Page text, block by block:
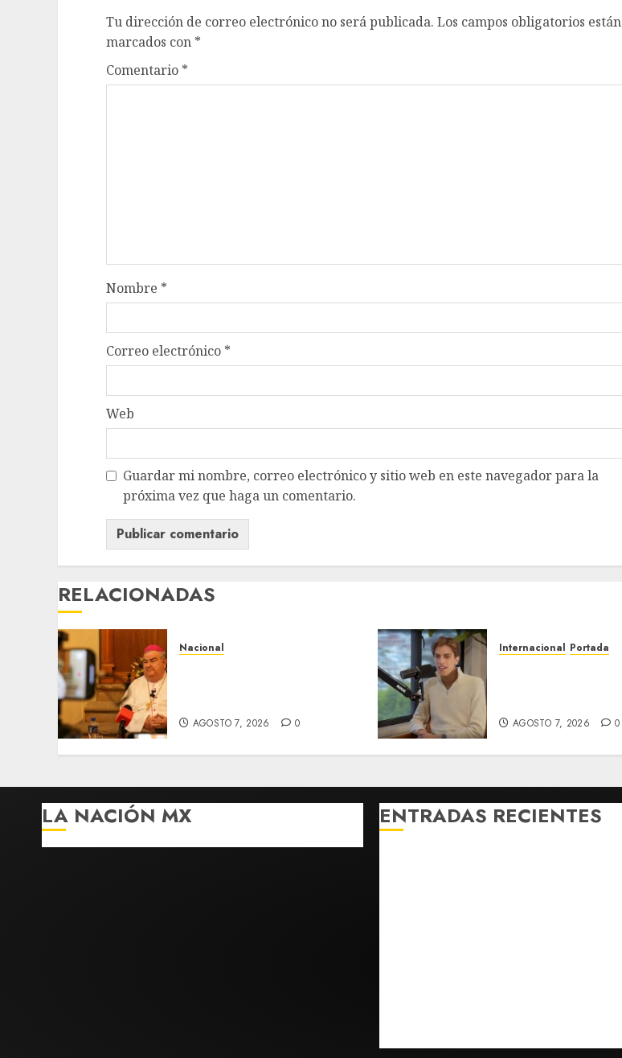
Tu dirección de correo electrónico no será publicada. Los campos obligatorios están
marcados con *
Comentario *
Nombre *
Correo electrónico *
Web
Guardar mi nombre, correo electrónico y sitio web en este navegador para la
próxima vez que haga un comentario.
RELACIONADAS
Nacional
AGOSTO 7, 2026 0
Internacional Portada
AGOSTO 7, 2026 0
LA NACIÓN MX ENTRADAS RECIENTES